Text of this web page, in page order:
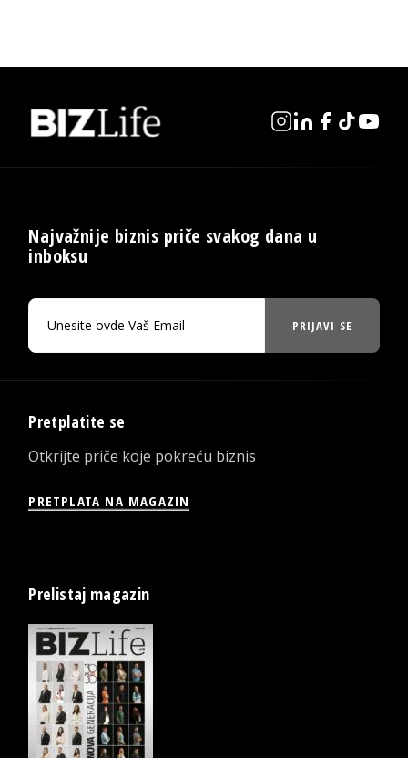
Najvažnije biznis priče svakog dana u
inboksu
PRIJAVI SE
Pretplatite se
Otkrijte priče koje pokreću biznis
PRETPLATA NA MAGAZIN
Prelistaj magazin